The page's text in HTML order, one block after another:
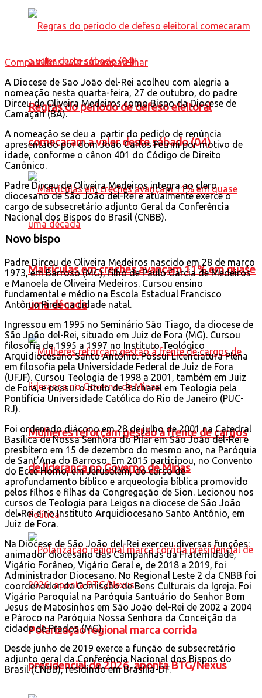
Regras do período de defeso eleitoral
comecaram a valer deste sábado (04)
Matrículas em creches avançam 11% em quase
uma década
Mulheres reforçam gestão à frente de cargos
de liderança no Governo de Minas
Política
Polarização regional marca corrida
presidencial de 2026, aponta BTG/Nexus
CompartilharTwittarCompartilhar
A Diocese de Sao João del-Rei acolheu com alegria a
nomeação nesta quarta-feira, 27 de outubro, do padre
Dirceu de Oliveira Medeiros como Bispo da Diocese de
Camaçari (BA).
A nomeação se deu a partir do pedido de renúncia
apresentado por dom João Carlos Petrini por motivo de
idade, conforme o cânon 401 do Código de Direito
Canônico.
Padre Dirceu de Oliveira Medeiros integra ao clero
diocesano de São João del-Rei e atualmente exerce o
cargo de subsecretário adjunto Geral da Conferência
Nacional dos Bispos do Brasil (CNBB).
Novo bispo
Padre Dirceu de Oliveira Medeiros nascido em 28 de março
1973, em Barroso (MG), filho de Paulo Garcia de Medeiros
e Manoela de Oliveira Medeiros. Cursou ensino
fundamental e médio na Escola Estadual Francisco
Antônio Pires na cidade natal.
Ingressou em 1995 no Seminário São Tiago, da diocese de
São João del-Rei, situado em Juiz de Fora (MG). Cursou
filosofia de 1995 a 1997 no Instituto Teológico
Arquidiocesano Santo Antônio. Possui Licenciatura Plena
em filosofia pela Universidade Federal de Juiz de Fora
(UFJF). Cursou Teologia de 1998 a 2001, também em Juiz
de Fora, e possui o título de Bacharel em Teologia pela
Pontifícia Universidade Católica do Rio de Janeiro (PUC-
RJ).
Foi ordenado diácono em 28 de julho de 2001 na Catedral
Basílica de Nossa Senhora do Pilar em São João del-Rei e
presbítero em 15 de dezembro do mesmo ano, na Paróquia
de Sant’Ana do Barroso. Em 2015 participou, no Convento
do Ecce Homo, em Jerusalém, do curso de
aprofundamento bíblico e arqueologia bíblica promovido
pelos filhos e filhas da Congregação de Sion. Lecionou nos
cursos de Teologia para Leigos na diocese de São João
del-Rei e no Instituto Arquidiocesano Santo Antônio, em
Juiz de Fora.
Na Diocese de São João del-Rei exerceu diversas funções:
animador diocesano das Campanhas da Fraternidade,
Vigário Forâneo, Vigário Geral e, de 2018 a 2019, foi
Administrador Diocesano. No Regional Leste 2 da CNBB foi
coordenador da Comissão de Bens Culturais da Igreja. Foi
Vigário Paroquial na Paróquia Santuário do Senhor Bom
Jesus de Matosinhos em São João del-Rei de 2002 a 2004
e Pároco na Paróquia Nossa Senhora da Conceição da
cidade de Prados (MG).
Desde junho de 2019 exerce a função de subsecretário
adjunto geral da Conferência Nacional dos Bispos do
Brasil (CNBB), residindo em Brasília-DF.